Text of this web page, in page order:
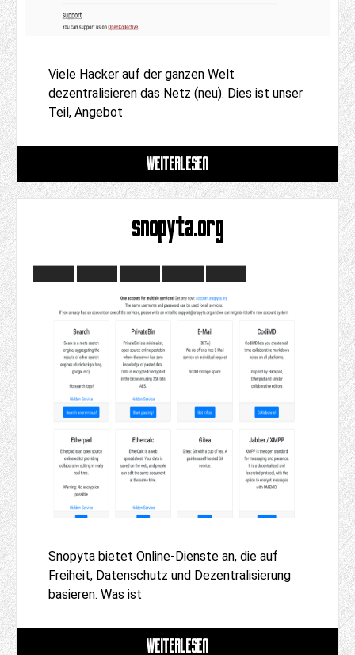
Viele Hacker auf der ganzen Welt
dezentralisieren das Netz (neu). Dies ist unser
Teil, Angebot
WEITERLESEN
snopyta.org
Snopyta bietet Online-Dienste an, die auf
Freiheit, Datenschutz und Dezentralisierung
basieren. Was ist
WEITERLESEN